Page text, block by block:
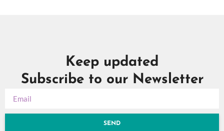
Keep updated
Subscribe to our Newsletter
SEND